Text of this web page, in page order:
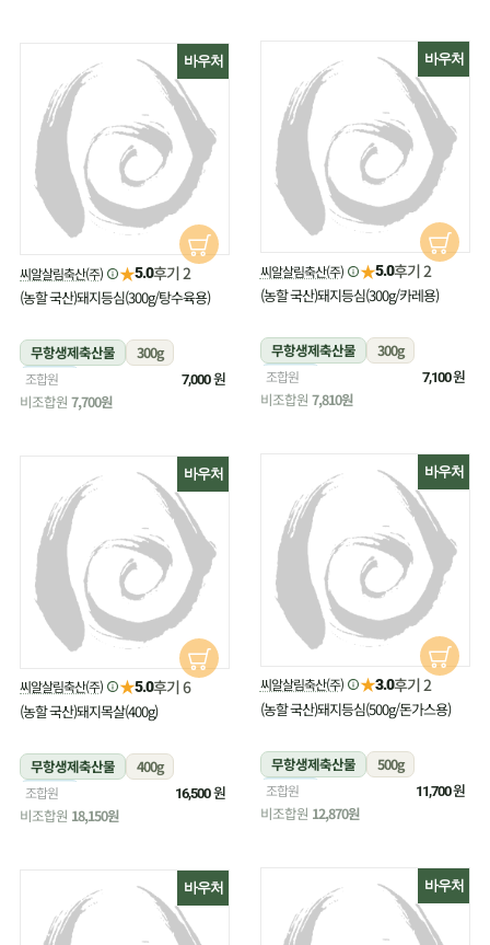
바우처
씨알살림축산(주) ★5.0후기 2
(농할 국산)돼지등심(300g/카레용)
무항생제축산물
300g
냉장
조합원 7,100원
비조합원 7,810원
바우처
씨알살림축산(주) ★5.0후기 2
(농할 국산)돼지등심(300g/탕수육용)
무항생제축산물
300g
냉장
조합원 7,000원
비조합원 7,700원
바우처
씨알살림축산(주) ★3.0후기 2
(농할 국산)돼지등심(500g/돈가스용)
무항생제축산물
500g
냉장
조합원 11,700원
비조합원 12,870원
바우처
씨알살림축산(주) ★5.0후기 6
(농할 국산)돼지목살(400g)
무항생제축산물
400g
냉장
조합원 16,500원
비조합원 18,150원
바우처
바우처